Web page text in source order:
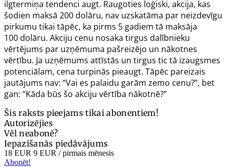
ilgtermiņa tendenci augt. Raugoties loģiski, akcija, kas
šodien maksā 200 dolāru, nav uzskatāma par neizdevīgu
pirkumu tikai tāpēc, ka pirms 5 gadiem tā maksāja
100 dolāru. Akciju cenu nosaka tirgus dalībnieku
vērtējums par uzņēmuma pašreizējo un nākotnes
vērtību. Ja uzņēmums attīstās un tirgus tic tā izaugsmes
potenciālam, cena turpinās pieaugt. Tāpēc pareizais
jautājums nav: “Vai es palaidu garām zemo cenu?”, bet
gan: “Kāda būs šo akciju vērtība nākotnē?”
Šis raksts pieejams tikai abonentiem!
Autorizējies
Vēl neabonē?
Iepazīšanās piedāvājums
18 EUR 9 EUR / pirmais mēnesis
Abonēt!